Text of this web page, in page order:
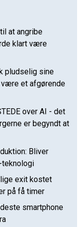
at angribe
klart være
pludselig sine
et afgørende
over AI - det
er begyndt at
Bliver
teknologi
exit kostet
på få timer
smartphone